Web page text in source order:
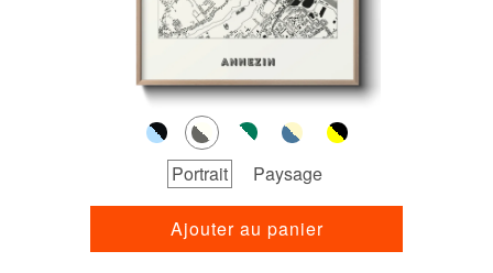
Ajouter au panier
Portrait Paysage